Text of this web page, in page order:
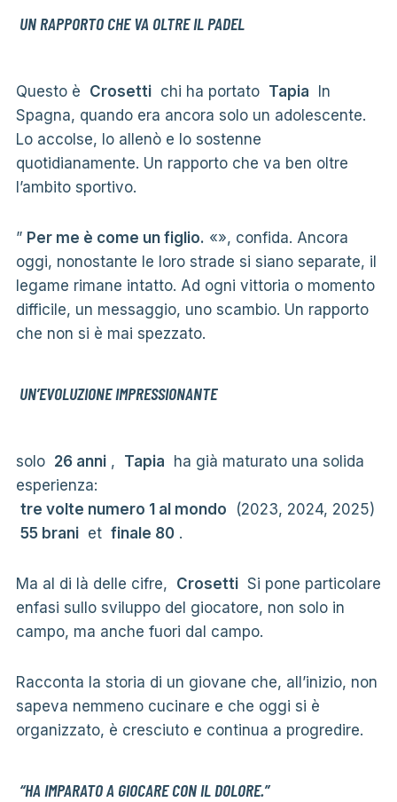
UN RAPPORTO CHE VA OLTRE IL PADEL
Questo è Crosettichi ha portato Tapia In
Spagna, quando era ancora solo un adolescente.
Lo accolse, lo allenò e lo sostenne
quotidianamente. Un rapporto che va ben oltre
l’ambito sportivo.
” Per me è come un figlio. «», confida. Ancora
oggi, nonostante le loro strade si siano separate, il
legame rimane intatto. Ad ogni vittoria o momento
difficile, un messaggio, uno scambio. Un rapporto
che non si è mai spezzato.
UN’EVOLUZIONE IMPRESSIONANTE
solo 26 anni, Tapia ha già maturato una solida
esperienza:
tre volte numero 1 al mondo (2023, 2024, 2025)
55 braniet finale 80.
Ma al di là delle cifre, CrosettiSi pone particolare
enfasi sullo sviluppo del giocatore, non solo in
campo, ma anche fuori dal campo.
Racconta la storia di un giovane che, all’inizio, non
sapeva nemmeno cucinare e che oggi si è
organizzato, è cresciuto e continua a progredire.
“HA IMPARATO A GIOCARE CON IL DOLORE.”